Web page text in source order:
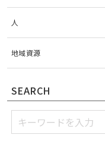
人
地域資源
SEARCH